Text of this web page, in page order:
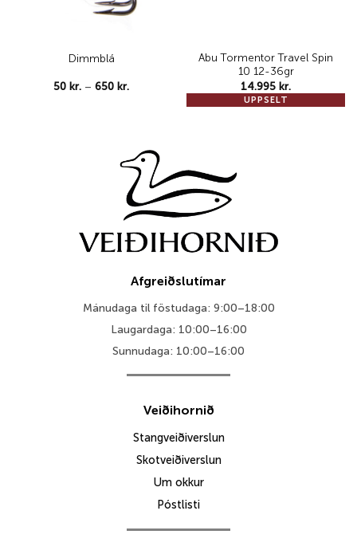
Dimmblá
50 kr. – 650 kr.Price
UPPSELT
Abu Tormentor Travel Spin
10 12-36gr
14.995 kr.
Afgreiðslutímar
Mánudaga til föstudaga: 9:00–18:00
Laugardaga: 10:00–16:00
Sunnudaga: 10:00–16:00
Veiðihornið
Stangveiðiverslun
Skotveiðiverslun
Um okkur
Póstlisti